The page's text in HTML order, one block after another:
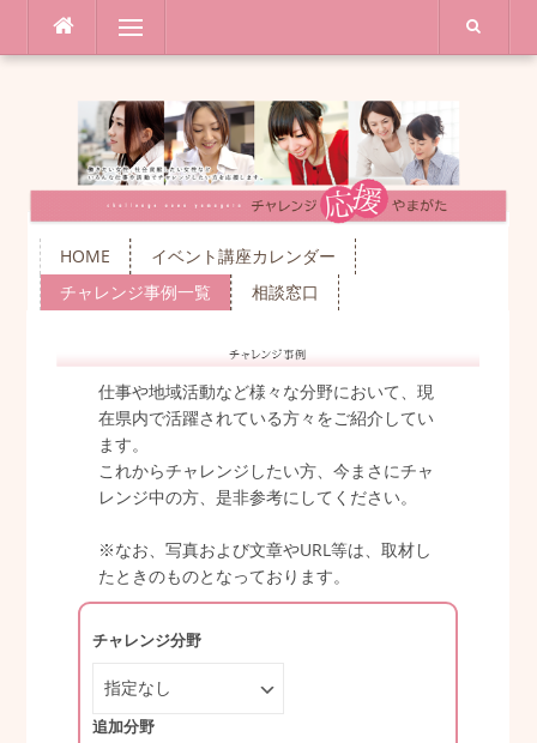
テ
メニュー
HOME
イベント講座カレンダー
チャレンジ事例一覧
相談窓口
仕事や地域活動など様々な分野において、現
在県内で活躍されている方々をご紹介してい
ます。
これからチャレンジしたい方、今まさにチャ
レンジ中の方、是非参考にしてください。
※なお、写真および文章やURL等は、取材し
たときのものとなっております。
チャレンジ分野
追加分野